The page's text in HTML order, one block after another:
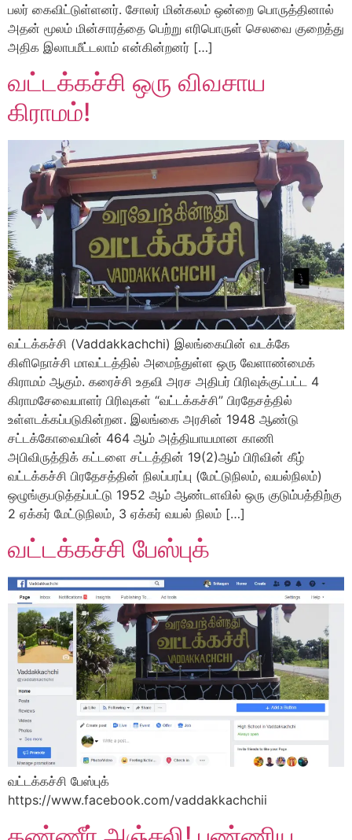
பலர் கைவிட்டுள்ளனர். சோலர் மின்கலம் ஒன்றை பொருத்தினால்
அதன் மூலம் மின்சாரத்தை பெற்று எரிபொருள் செலவை குறைத்து
அதிக இலாபமீட்டலாம் என்கின்றனர் […]
வட்டக்கச்சி ஒரு விவசாய
கிராமம்!
வட்டக்கச்சி (Vaddakkachchi) இலங்கையின் வடக்கே
கிளிநொச்சி மாவட்டத்தில் அமைந்துள்ள ஒரு வேளாண்மைக்
கிராமம் ஆகும். கரைச்சி உதவி அரச அதிபர் பிரிவுக்குட்பட்ட 4
கிராமசேவையாளர் பிரிவுகள் “வட்டக்கச்சி” பிரதேசத்தில்
உள்ளடக்கப்படுகின்றன. இலங்கை அரசின் 1948 ஆண்டு
சட்டக்கோவையின் 464 ஆம் அத்தியாயமான காணி
அபிவிருத்திக் கட்டளை சட்டத்தின் 19(2)ஆம் பிரிவின் கீழ்
வட்டக்கச்சி பிரதேசத்தின் நிலப்பரப்பு (மேட்டுநிலம், வயல்நிலம்)
ஒழுங்குபடுத்தப்பட்டு 1952 ஆம் ஆண்டளவில் ஒரு குடும்பத்திற்கு
2 ஏக்கர் மேட்டுநிலம், 3 ஏக்கர் வயல் நிலம் […]
வட்டக்கச்சி பேஸ்புக்
வட்டக்கச்சி பேஸ்புக்
https://www.facebook.com/vaddakkachchii